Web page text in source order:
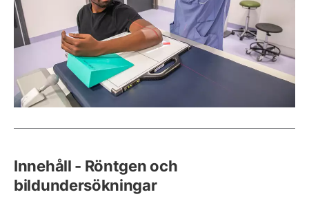
Innehåll - Röntgen och
bildundersökningar